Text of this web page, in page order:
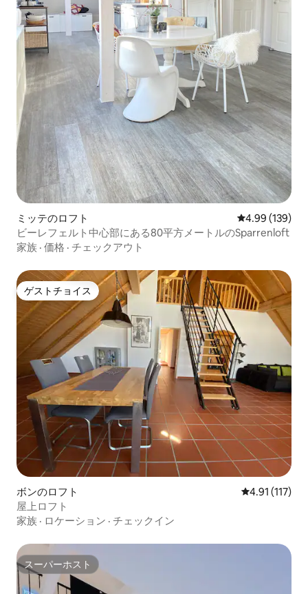
ミッテのロフト レビュー139
4.99 (139)
ビーレフェルト中心部にある80平方メートルのSparrenloft
家族 · 価格 · チェックアウト
ゲストチョイス
ゲストチョイス
ボンのロフト レビュー117
4.91 (117)
屋上ロフト
家族 · ロケーション · チェックイン
スーパーホスト
スーパーホスト